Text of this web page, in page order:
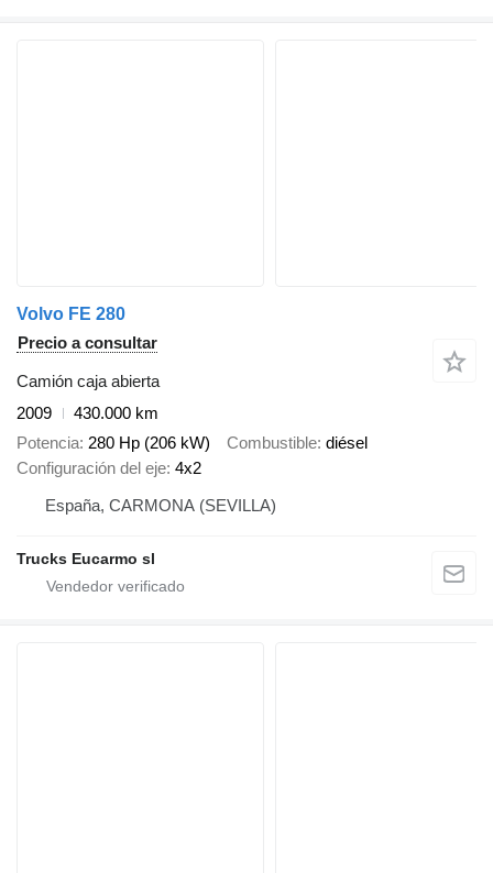
Volvo FE 280
Precio a consultar
Camión caja abierta
2009
430.000 km
Potencia 280 Hp (206 kW) Combustible diésel
Configuración del eje 4x2
España, CARMONA (SEVILLA)
Trucks Eucarmo sl